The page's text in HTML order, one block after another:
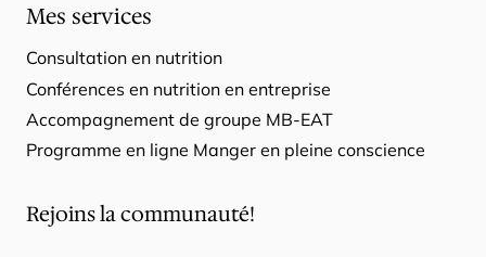
Mes services
Consultation en nutrition
Conférences en nutrition en entreprise
Accompagnement de groupe MB-EAT
Programme en ligne Manger en pleine conscience
Rejoins la communauté!